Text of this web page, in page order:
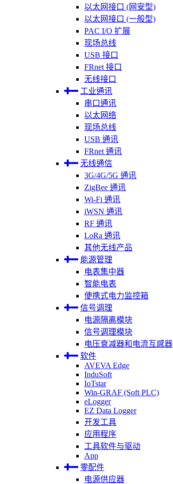
以太网接口 (网安型)
以太网接口 (一般型)
PAC I/O 扩展
现场总线
USB 接口
FRnet 接口
无线接口
工业通讯
串口通讯
以太网络
现场总线
USB 通讯
FRnet 通讯
无线通信
3G/4G/5G 通讯
ZigBee 通讯
Wi-Fi 通讯
iWSN 通讯
RF 通讯
LoRa 通讯
其他无线产品
能源管理
电表集中器
智能电表
便携式电力监控箱
信号调理
电源隔离模块
信号调理模块
电压衰减器和电流互感器
软件
AVEVA Edge
InduSoft
IoTstar
Win-GRAF (Soft PLC)
eLogger
EZ Data Logger
开发工具
应用程序
工具软件与驱动
App
零配件
电源供应器